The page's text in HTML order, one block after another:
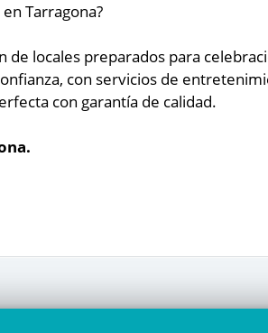
Tarragona?
locales preparados para
con servicios de
con garantía de calidad.